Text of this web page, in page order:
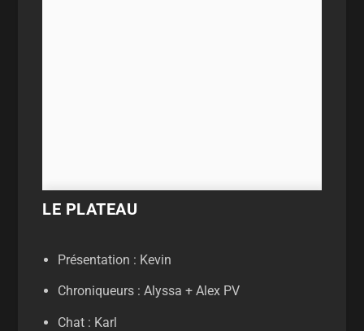
LE PLATEAU
Présentation : Kevin
Chroniqueurs : Alyssa + Alex PV
Chat : Karl